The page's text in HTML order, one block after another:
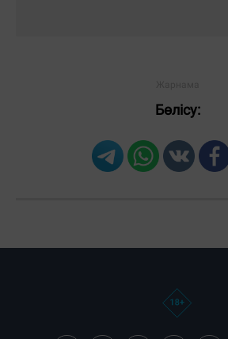
Бөлісу: